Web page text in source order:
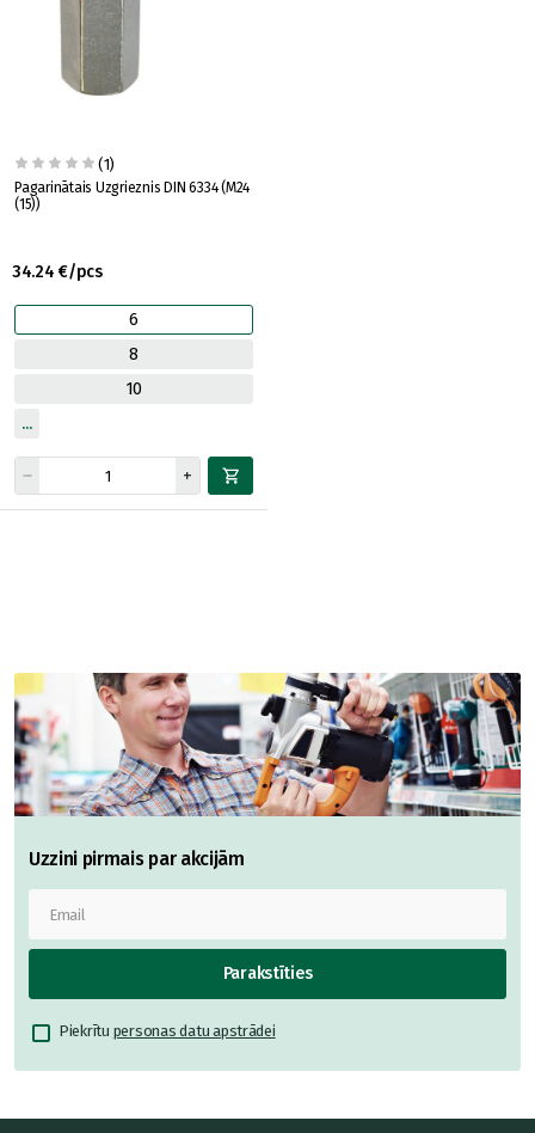
(1)
Pagarinātais Uzgrieznis DIN 6334 (M24
(15))
34.24 €/pcs
6
8
10
Uzzini pirmais par akcijām
Parakstīties
Piekrītu personas datu apstrādei